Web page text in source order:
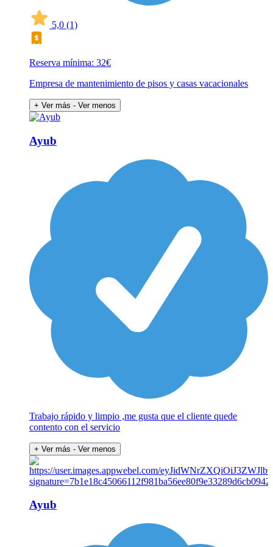
5,0 (1)
Reserva mínima: 32€
Empresa de mantenimiento de pisos y casas vacacionales
+ Ver más - Ver menos
Ayub
Trabajo rápido y limpio ,me gusta que el cliente quede
contento con el servicio
+ Ver más - Ver menos
Ayub